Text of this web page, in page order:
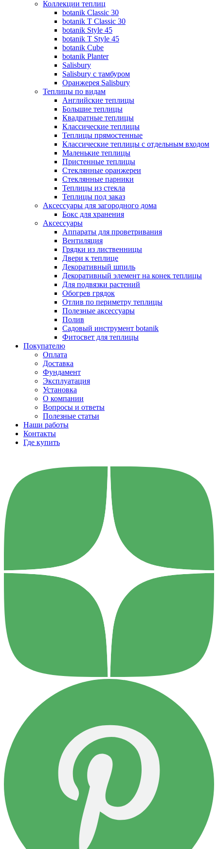
Коллекции теплиц
botanik Classic 30
botanik T Classic 30
botanik Style 45
botanik Т Style 45
botanik Cube
botanik Planter
Salisbury
Salisbury с тамбуром
Оранжерея Salisbury
Теплицы по видам
Английские теплицы
Большие теплицы
Квадратные теплицы
Классические теплицы
Теплицы прямостенные
Классические теплицы с отдельным входом
Маленькие теплицы
Пристенные теплицы
Стеклянные оранжереи
Стеклянные парники
Теплицы из стекла
Теплицы под заказ
Аксессуары для загородного дома
Бокс для хранения
Аксессуары
Аппараты для проветривания
Вентиляция
Грядки из лиственницы
Двери к теплице
Декоративный шпиль
Декоративный элемент на конек теплицы
Для подвязки растений
Обогрев грядок
Отлив по периметру теплицы
Полезные аксессуары
Полив
Садовый инструмент botanik
Фитосвет для теплицы
Покупателю
Оплата
Доставка
Фундамент
Эксплуатация
Установка
О компании
Вопросы и ответы
Полезные статьи
Наши работы
Контакты
Где купить